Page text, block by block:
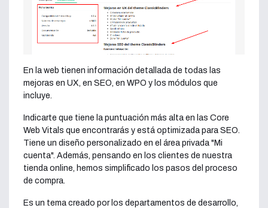
En la web tienen información detallada de todas las
mejoras en UX, en SEO, en WPO y los módulos que
incluye.
Indicarte que tiene la puntuación más alta en las Core
Web Vitals que encontrarás y está optimizada para SEO.
Tiene un diseño personalizado en el área privada "Mi
cuenta". Además, pensando en los clientes de nuestra
tienda online, hemos simplificado los pasos del proceso
de compra.
Es un tema creado por los departamentos de desarrollo,